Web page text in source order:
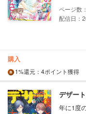
配信日：
購入
1%還元 ：4ポイント獲得
デザー
年に1度